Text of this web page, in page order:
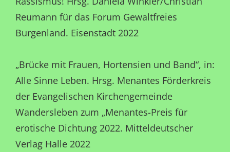
Reumann für das Forum Gewaltfreies
Burgenland. Eisenstadt 2022
„Brücke mit Frauen, Hortensien und Band“, in:
Alle Sinne Leben. Hrsg. Menantes Förderkreis
der Evangelischen Kirchengemeinde
Wandersleben zum „Menantes-Preis für
erotische Dichtung 2022. Mitteldeutscher
Verlag Halle 2022